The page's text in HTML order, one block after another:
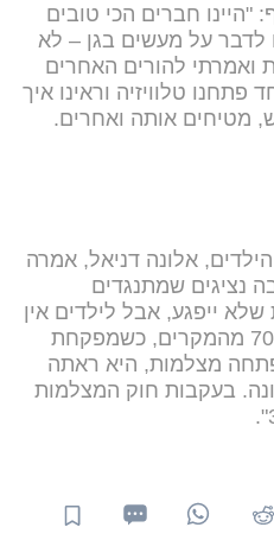
"היינו חברים הכי טובים
לדבר על מעשים בגן – לא
ואמרתי להורים האחרים
טלוויזיה וראינו איך
מטיחים אותה ואחרים.
אלונה דניאל, אמרה
נציגים שמתנגדים
ייפגע, אבל לילדים אין
לובי". דניאל הוסיפה: "ב-70% מהמקרים, כשמפקחת
מצלמות, היא ראתה
בעקבות חוק המצלמות